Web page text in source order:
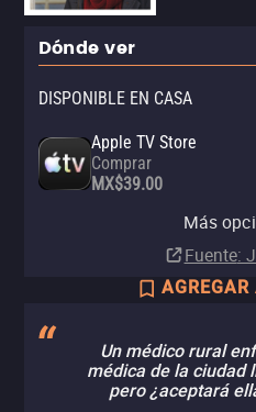
Dónde ver
DISPONIBLE EN CASA
Apple TV Store
Comprar
MX$39.00
Más
Fuente:
Un médico rural
médica de la ciudad
pero ¿aceptará